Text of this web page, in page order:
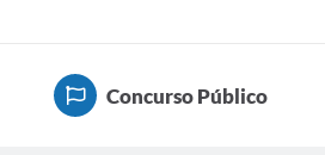
Concurso Público